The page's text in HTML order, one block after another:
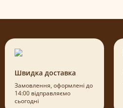
Швидка доставка
Замовлення, оформлені до
14:00 відправляємо
сьогодні